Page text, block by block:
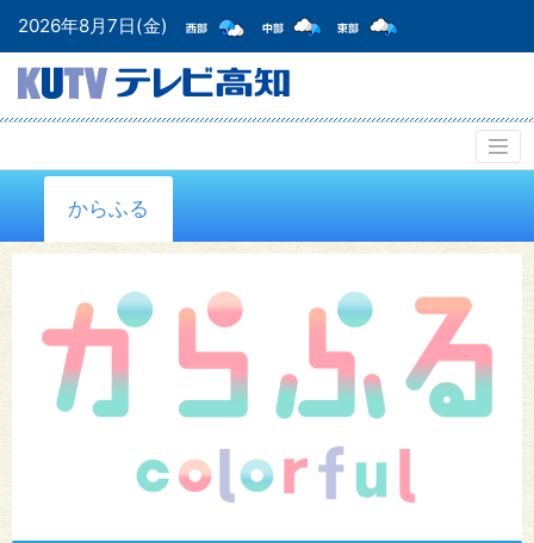
2026年8月7日(金)
からふる